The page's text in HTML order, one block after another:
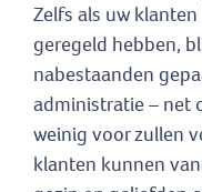
Zelfs als uw
geregeld hebben,
nabestaanden
administratie – net
weinig voor zullen
klanten kunnen